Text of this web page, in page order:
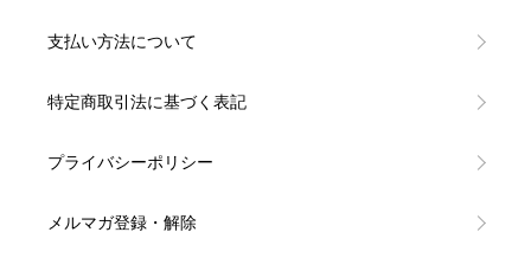
支払い方法について
特定商取引法に基づく表記
プライバシーポリシー
メルマガ登録・解除